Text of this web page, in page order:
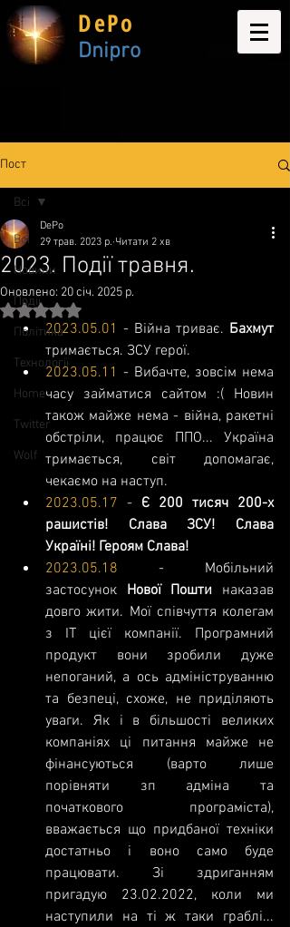
DePo
Dnipro
Пост
Всі
Новини
Події
Політика
Технології
Home
Twitter
Wolf
Всі
2023. Події травня.
DePo
29 трав. 2023 р. Читати 2 хв
Оновлено: 20 січ. 2025 р.
Оцінка: NaN з 5 зірок.
2023.05.01 - Війна триває. Бахмут
тримається. ЗСУ герої.
2023.05.11 - Вибачте, зовсім нема
часу займатися сайтом :( Новин
також майже нема - війна, ракетні
обстріли, працює ППО... Україна
тримається, світ допомагає,
чекаємо на наступ.
2023.05.17 - Є 200 тисяч 200-х
рашистів! Слава ЗСУ! Слава
Україні! Героям Слава!
2023.05.18 - Мобільний
застосунок Нової Пошти наказав
довго жити. Мої співчуття колегам
з ІТ цієї компанії. Програмний
продукт вони зробили дуже
непоганий, а ось адмініструванню
та безпеці, схоже, не приділяють
уваги. Як і в більшості великих
компаніях ці питання майже не
фінансуються (варто лише
порівняти зп адміна та
початкового програміста),
вважається що придбаної техніки
достатньо і воно само буде
працювати. Зі здриганням
пригадую 23.02.2022, коли ми
наступили на ті ж таки граблі...